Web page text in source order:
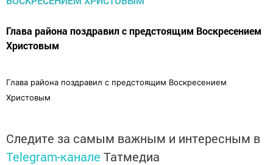
Глава района поздравил с предстоящим Воскресением
Христовым
Глава района поздравил с предстоящим Воскресением
Христовым
Следите за самым важным и интересным в
Telegram-канале Татмедиа